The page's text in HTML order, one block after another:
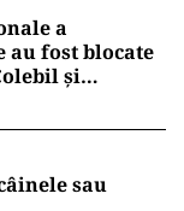
a
au fost blocate
și
sau